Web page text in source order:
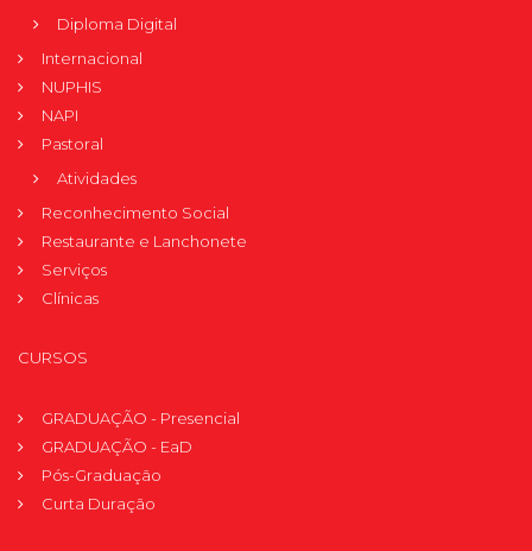
Diploma Digital
Internacional
NUPHIS
NAPI
Pastoral
Atividades
Reconhecimento Social
Restaurante e Lanchonete
Serviços
Clínicas
CURSOS
GRADUAÇÃO - Presencial
GRADUAÇÃO - EaD
Pós-Graduação
Curta Duração